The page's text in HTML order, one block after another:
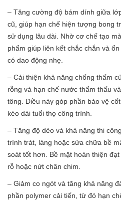
– Tăng cường độ bám dính giữa
cũ, giúp hạn chế hiện tượng bong
sử dụng lâu dài. Nhờ cơ chế tạo
phẩm giúp liên kết chắc chắn và
có dao động nhẹ.
– Cải thiện khả năng chống thấm
rỗng và hạn chế nước thẩm thấu
tông. Điều này góp phần bảo vệ
kéo dài tuổi thọ công trình.
– Tăng độ dẻo và khả năng thi
trình trát, láng hoặc sửa chữa bề
soát tốt hơn. Bề mặt hoàn thiện
rỗ hoặc nứt chân chim.
– Giảm co ngót và tăng khả năng
phần polymer cải tiến, từ đó hạn